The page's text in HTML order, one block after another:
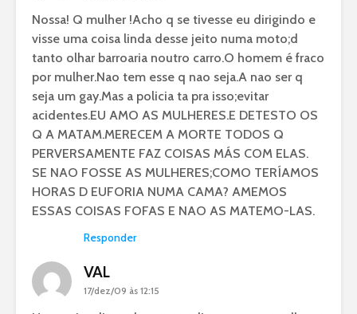
Nossa! Q mulher !Acho q se tivesse eu dirigindo e
visse uma coisa linda desse jeito numa moto;d
tanto olhar barroaria noutro carro.O homem é fraco
por mulher.Nao tem esse q nao seja.A nao ser q
seja um gay.Mas a policia ta pra isso;evitar
acidentes.EU AMO AS MULHERES.E DETESTO OS
Q A MATAM.MERECEM A MORTE TODOS Q
PERVERSAMENTE FAZ COISAS MÁS COM ELAS.
SE NAO FOSSE AS MULHERES;COMO TERÍAMOS
HORAS D EUFORIA NUMA CAMA? AMEMOS
ESSAS COISAS FOFAS E NAO AS MATEMO-LAS.
Responder
VAL
17/dez/09 às 12:15